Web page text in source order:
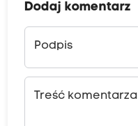
Dodaj komentarz
Podpis
Treść komentarza